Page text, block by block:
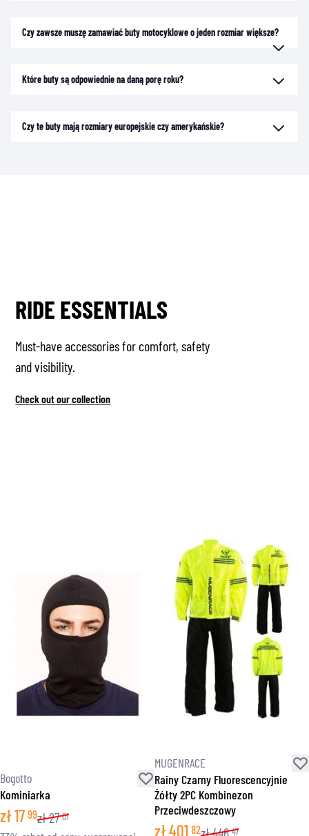
Czy zawsze muszę zamawiać buty motocyklowe o jeden rozmiar większe?
Które buty są odpowiednie na daną porę roku?
Czy te buty mają rozmiary europejskie czy amerykańskie?
RIDE ESSENTIALS
Must-have accessories for comfort, safety
and visibility.
Check out our collection
Bogotto
Kominiarka
zł17 99zł27 01
MUGENRACE
Rainy Czarny Fluorescencyjnie
Żółty 2PC Kombinezon
Przeciwdeszczowy
zł401 82zł446 47